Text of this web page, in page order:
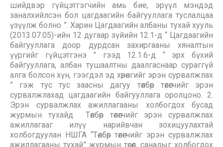
шийдвэр гүйцэтгэгчийн амь бие, эрүүл мэндэд
заналхийлсэн бол цагдаагийн байгууллага туслалцаа
үзүүлж болно ”. Харин Цагдаагийн албаны тухай хууль
(2013.07.05)-ийн 12 дугаар зүйийн 12.1-д “ Цагдаагийн
байгууллага доор дурдсан захиргааны хяналтын
үүргийг гүйцэтгэнэ ” гээд 12.1.6-д “ эрх бүхий
байгууллага, албан тушаалтны даалгаснаар сураггүй
алга болсон хүн, гээгдэл эд хөрөнгийг эрэн сурвалжлах
” гэж тус тус заасны дагуу төлбөр төлөгчийг эрэн
сурвалжлахад цагдаагийн байгууллага оролцоно. 2.
Эрэн сурвалжлах ажиллагааны холбогдох бусад
журмын тухайд ​ Төлбөр төлөгчийг эрэн сурвалжлах
ажиллагааг илүү нарийвчан зохицуулахтай
холбогдуулан НШГА “Төлбөр төлөгчийг эрэн сурвалжлах
ажиллагааны тухай” журмын төсөл, саналыг холбогдох